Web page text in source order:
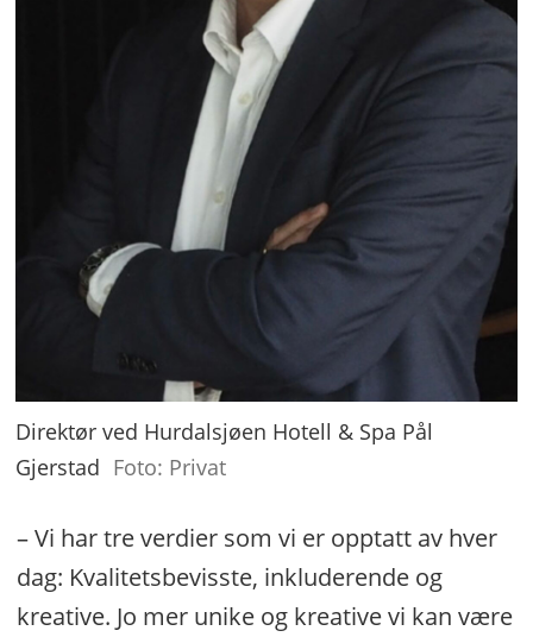
Direktør ved Hurdalsjøen Hotell & Spa Pål
Gjerstad Foto: Privat
– Vi har tre verdier som vi er opptatt av hver
dag: Kvalitetsbevisste, inkluderende og
kreative. Jo mer unike og kreative vi kan være